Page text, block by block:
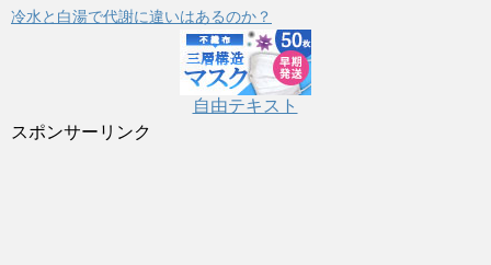
冷水と白湯で代謝に違いはあるのか？
自由テキスト
スポンサーリンク